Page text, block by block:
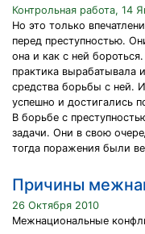
Контрольная работа, 14
Но это только
перед преступностью.
она и как с ней
практика
средства борьбы с ней.
успешно и достигались
В борьбе с
задачи. Они в свою
тогда поражения были
Причины
26 Октября 2010
Межнациональные